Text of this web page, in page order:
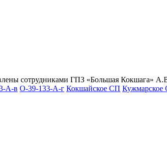
сотрудниками ГПЗ «Большая Кокшага»
А-в O-39-133-А-г Кокшайское СП Кужмарское